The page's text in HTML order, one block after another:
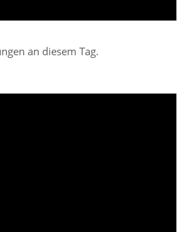
an diesem Tag.